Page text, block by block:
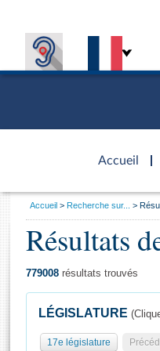
Accueil
d'accueil
Général
Vous
Accueil Recherche sur...
Résultats
779008 résultats trouvés
LÉGISLATURE
17e législature